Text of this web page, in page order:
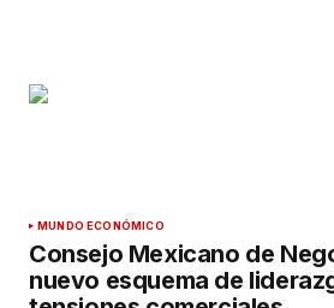
MUNDO ECONÓMICO
Consejo Mexicano de
nuevo esquema de